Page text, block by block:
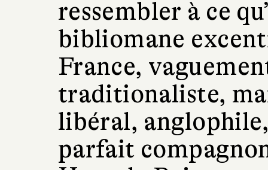
ressembler à ce
bibliomane
France,
traditionaliste,
libéral,
parfait